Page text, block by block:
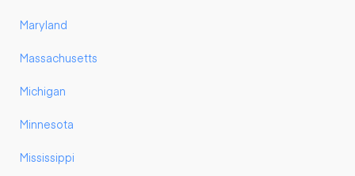
Maryland
Massachusetts
Michigan
Minnesota
Mississippi